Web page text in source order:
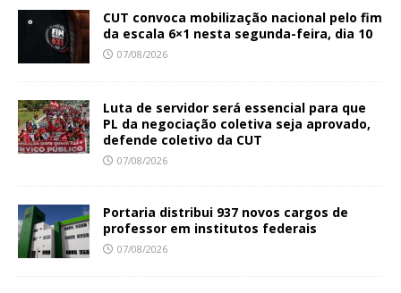
CUT convoca mobilização nacional pelo fim
da escala 6×1 nesta segunda-feira, dia 10
07/08/2026
Luta de servidor será essencial para que
PL da negociação coletiva seja aprovado,
defende coletivo da CUT
07/08/2026
Portaria distribui 937 novos cargos de
professor em institutos federais
07/08/2026